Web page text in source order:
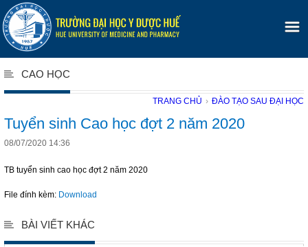
CAO HỌC
TRANG CHỦ › ĐÀO TẠO SAU ĐẠI HỌC
Tuyển sinh Cao học đợt 2 năm 2020
08/07/2020 14:36
TB tuyển sinh cao học đợt 2 năm 2020
File đính kèm: Download
BÀI VIẾT KHÁC